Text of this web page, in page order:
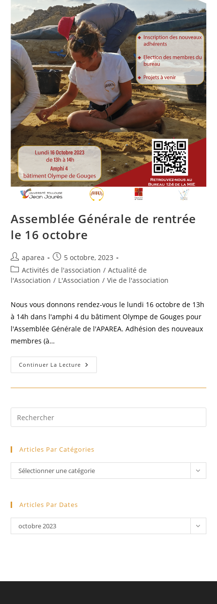
Assemblée Générale de rentrée
le 16 octobre
Auteur/autrice
de
la
aparea
Publication
publiée :
5 octobre, 2023
Post
category:
Activités de l'association / Actualité de
l'Association / L'Association / Vie de l'association
Nous vous donnons rendez-vous le lundi 16 octobre de 13h
à 14h dans l'amphi 4 du bâtiment Olympe de Gouges pour
l'Assemblée Générale de l'APAREA. Adhésion des nouveaux
membres (à…
Continuer La Lecture Assemblée
Générale
Octobre
the
Articles Par Catégories
Articles
par
Sélectionner une catégorie
Articles Par Dates
articles
par
octobre 2023